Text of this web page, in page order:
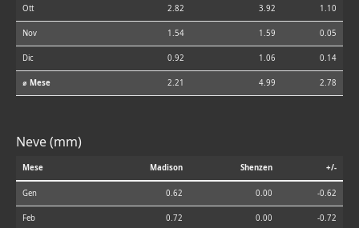
Ott 2.82 3.92 1.10
Nov 1.54 1.59 0.05
Dic 0.92 1.06 0.14
⌀ Mese 2.21 4.99 2.78
Neve (mm)
Mese Madison Shenzen +/-
Gen 0.62 0.00 -0.62
Feb 0.72 0.00 -0.72